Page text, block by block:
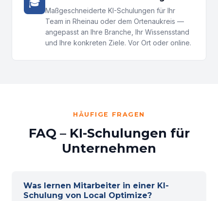
🎓
Maßgeschneiderte KI-Schulungen für Ihr
Team in Rheinau oder dem Ortenaukreis —
angepasst an Ihre Branche, Ihr Wissensstand
und Ihre konkreten Ziele. Vor Ort oder online.
HÄUFIGE FRAGEN
FAQ – KI-Schulungen für
Unternehmen
Was lernen Mitarbeiter in einer KI-
Schulung von Local Optimize?